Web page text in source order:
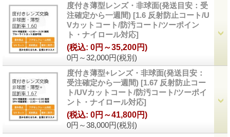
度付き薄型レンズ・非球面(発送目安：受
注確定から一週間) [1.6 反射防止コート/U
Vカットコート/防汚コート/ツーポイン
ト・ナイロール対応]
0円～32,000円(税別)
(税込: 0円～35,200円)
度付き薄型+レンズ・非球面(発送目安：
受注確定から一週間) [1.67 反射防止コー
ト/UVカットコート/防汚コート/ツーポイ
ント・ナイロール対応]
0円～38,000円(税別)
(税込: 0円～41,800円)